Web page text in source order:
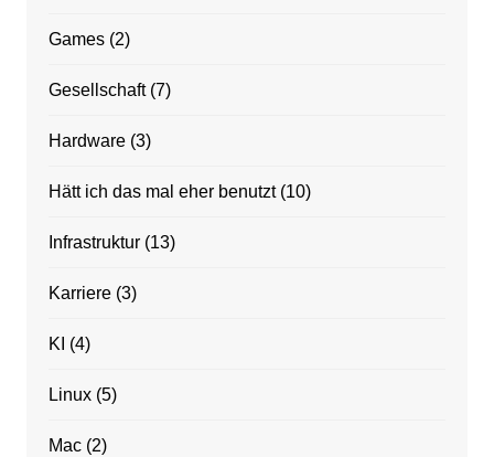
Games(2)
Gesellschaft(7)
Hardware(3)
Hätt ich das mal eher benutzt(10)
Infrastruktur(13)
Karriere(3)
KI (4)
Linux(5)
Mac(2)